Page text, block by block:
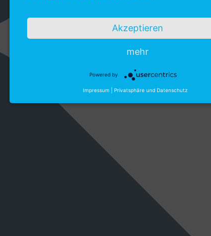
Akzeptieren
mehr
Powered by
Impressum Privatsphäre und Datenschutz